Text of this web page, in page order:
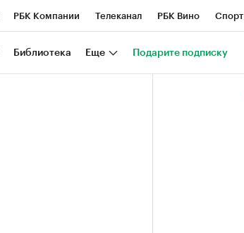
РБК Компании Телеканал РБК Вино Спорт
Национальные проекты Город
Библиотека Еще Подарите подписку